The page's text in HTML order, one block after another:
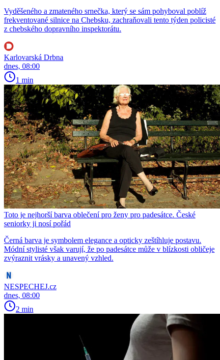
Vyděšeného a zmateného srnečka, který se sám pohyboval poblíž
frekventované silnice na Chebsku, zachraňovali tento týden policisté
z chebského dopravního inspektorátu.
Karlovarská Drbna
dnes, 08:00
1 min
Toto je nejhorší barva oblečení pro ženy pro padesátce. České
seniorky ji nosí pořád
Černá barva je symbolem elegance a opticky zeštíhluje postavu.
Módní stylisté však varují, že po padesátce může v blízkosti obličeje
zvýraznit vrásky a unavený vzhled.
NESPECHEJ.cz
dnes, 08:00
2 min